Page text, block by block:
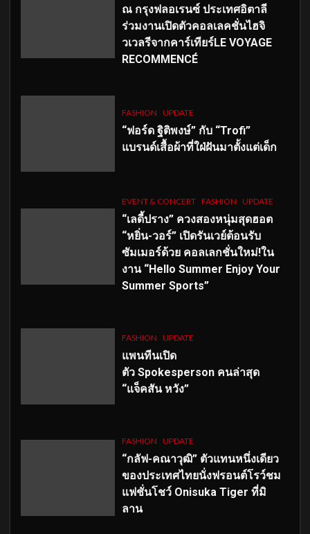
ณ กรุงฟลอเรนซ์ ประเทศอิตาลี
ร่วมงานเปิดตัวคอลเลคชั่นไฮจิ
วเวลรีจากคาร์เทียร์LE VOYAGE
RECOMMENCÉ
FASHION UPDATE
“ฟอร์ด ฐิติพงษ์” กับ “Trofi”
แบรนด์เสื้อผ้าที่ใฝ่ฝันมาตั้งแต่เด็ก
EVENT & CONCERT FASHION UPDATE
“เลดี้ปราง” ควงสองหนุ่มสุดฮอต
“หยิ่น-วอร์” เปิดรันเวย์ต้อนรับ
ซัมเมอร์ด้วย คอลเลกชั่นใหม่!ใน
งาน “Hello Summer Enjoy Your
Summer Sports”
FASHION UPDATE
แพนทีนเปิด
ตัว Spokesperson คนล่าสุด
“แจ็คสัน หวัง”
FASHION UPDATE
“กลัฟ-คณาวุฒิ” ตัวแทนหนึ่งเดียว
ของประเทศไทยนั่งฟรอนต์โรว์ชม
แฟชั่นโชว์ Onisuka Tiger ที่มิ
ลาน